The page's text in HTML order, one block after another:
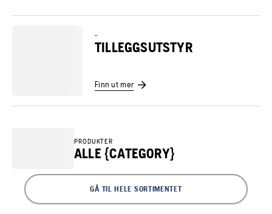
-
TILLEGGSUTSTYR
Finn ut mer
PRODUKTER
ALLE {CATEGORY}
GÅ TIL HELE SORTIMENTET